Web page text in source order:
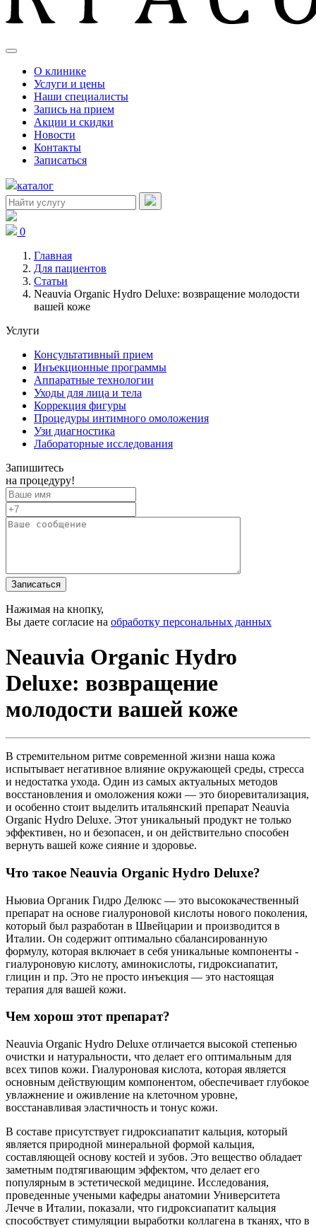
О клинике
Услуги и цены
Наши специалисты
Запись на прием
Акции и скидки
Новости
Контакты
Записаться
каталог
0
Главная
Для пациентов
Статьи
Neauvia Organic Hydro Deluxe: возвращение молодости
вашей коже
Услуги
Консультативный прием
Инъекционные программы
Аппаратные технологии
Уходы для лица и тела
Коррекция фигуры
Процедуры интимного омоложения
Узи диагностика
Лабораторные исследования
Запишитесь
на процедуру!
Записаться
Нажимая на кнопку,
Вы даете согласие на обработку персональных данных
Neauvia Organic Hydro
Deluxe: возвращение
молодости вашей коже
В стремительном ритме современной жизни наша кожа
испытывает негативное влияние окружающей среды, стресса
и недостатка ухода. Один из самых актуальных методов
восстановления и омоложения кожи — это биоревитализация,
и особенно стоит выделить итальянский препарат Neauvia
Organic Hydro Deluxe. Этот уникальный продукт не только
эффективен, но и безопасен, и он действительно способен
вернуть вашей коже сияние и здоровье.
Что такое Neauvia Organic Hydro Deluxe?
Ньювиа Органик Гидро Делюкс — это высококачественный
препарат на основе гиалуроновой кислоты нового поколения,
который был разработан в Швейцарии и производится в
Италии. Он содержит оптимально сбалансированную
формулу, которая включает в себя уникальные компоненты -
гиалуроновую кислоту, аминокислоты, гидроксиапатит,
глицин и пр. Это не просто инъекция — это настоящая
терапия для вашей кожи.
Чем хорош этот препарат?
Neauvia Organic Hydro Deluxe отличается высокой степенью
очистки и натуральности, что делает его оптимальным для
всех типов кожи. Гиалуроновая кислота, которая является
основным действующим компонентом, обеспечивает глубокое
увлажнение и оживление на клеточном уровне,
восстанавливая эластичность и тонус кожи.
В составе присутствует гидроксиапатит кальция, который
является природной минеральной формой кальция,
составляющей основу костей и зубов. Это вещество обладает
заметным подтягивающим эффектом, что делает его
популярным в эстетической медицине. Исследования,
проведенные учеными кафедры анатомии Университета
Лечче в Италии, показали, что гидроксиапатит кальция
способствует стимуляции выработки коллагена в тканях, что в